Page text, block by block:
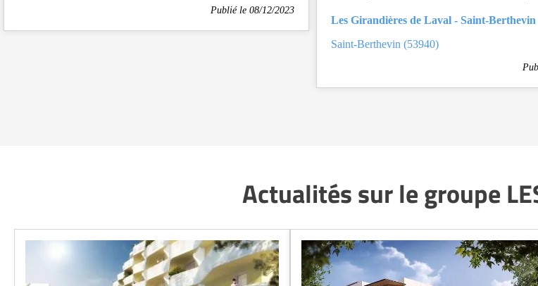
Publié le 08/12/2023
Les Girandières de Laval - Saint-Berthevin
Saint-Berthevin (53940)
Actualités sur le groupe